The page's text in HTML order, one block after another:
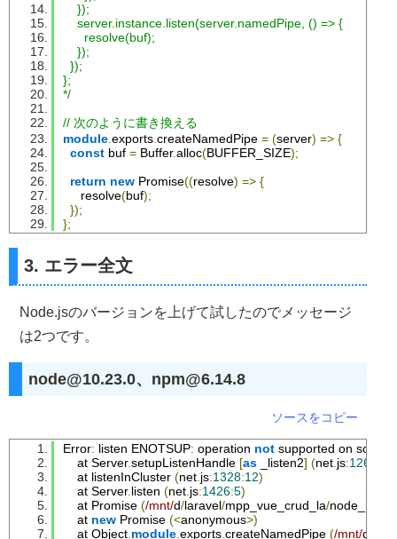
    });
    server.instance.listen(server.namedPipe, () => {
      resolve(buf);
    });
  });
};
*/
// 次のように書き換える
module.exports.createNamedPipe = (server) => {
const buf = Buffer.alloc(BUFFER_SIZE);
return new Promise((resolve) => {
     resolve
(buf);
});
};
3. エラー全文
Node.jsのバージョンを上げて試したのでメッセージ
は2つです。
node@10.23.0、npm@6.14.8
ソースをコピー
Error: listen ENOTSUP: operation not supported on socket
    at
Server.setupListenHandle [as _listen2] (net.js:1263
    at listenInCluster
(net.js:1328:12)
    at
Server.listen (net.js:1426:5)
    at
Promise (/mnt/d/laravel/mpp_vue_crud_la/
    at
new Promise (<anonymous>)
    at
Object.module.exports.createNamedPipe (/mnt/d